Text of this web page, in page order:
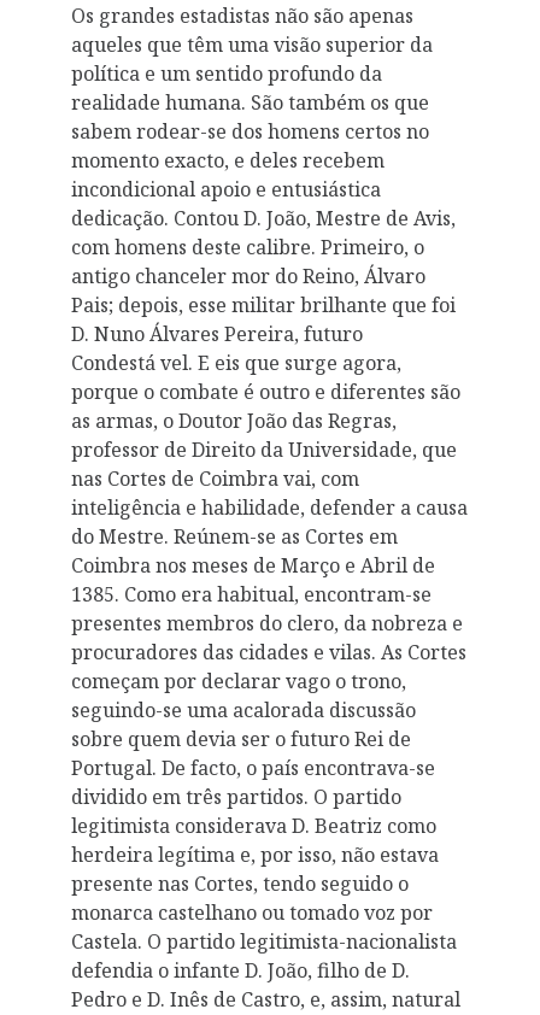
Os grandes estadistas não são apenas
aqueles que têm uma visão superior da
política e um sentido profundo da
realidade humana. São também os que
sabem rodear-se dos homens certos no
momento exacto, e deles recebem
incondicional apoio e entusiástica
dedicação. Contou D. João, Mestre de Avis,
com homens deste calibre. Primeiro, o
antigo chanceler mor do Reino, Álvaro
Pais; depois, esse militar brilhante que foi
D. Nuno Álvares Pereira, futuro
Condestá­ vel. E eis que surge agora,
porque o combate é outro e diferentes são
as armas, o Doutor João das Regras,
professor de Direito da Universidade, que
nas Cortes de Coimbra vai, com
inteligência e habilidade, defender a causa
do Mestre. Reúnem-se as Cortes em
Coimbra nos meses de Março e Abril de
1385. Como era habitual, encontram-se
presentes membros do clero, da nobreza e
procuradores das cidades e vilas. As Cortes
começam por declarar vago o trono,
seguindo-se uma acalorada discussão
sobre quem devia ser o futuro Rei de
Portugal. De facto, o país encontrava-se
dividido em três partidos. O partido
legitimista considerava D. Beatriz como
herdeira legítima e, por isso, não estava
presente nas Cortes, tendo seguido o
monarca castelhano ou tomado voz por
Castela. O partido legitimista-nacionalista
defendia o infante D. João, filho de D.
Pedro e D. Inês de Castro, e, assim, natural